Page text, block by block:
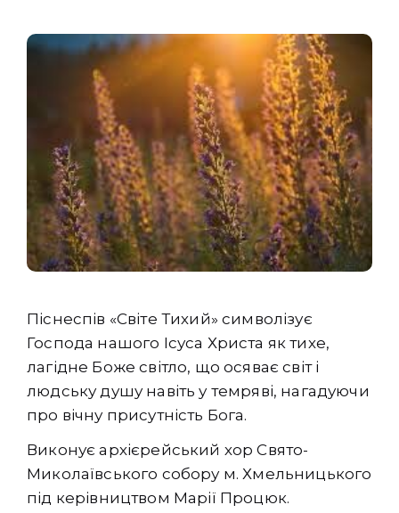
Піснеспів «Світе Тихий» символізує
Господа нашого Ісуса Христа як тихе,
лагідне Боже світло, що осяває світ і
людську душу навіть у темряві, нагадуючи
про вічну присутність Бога.
Виконує архієрейський хор Свято-
Миколаївського собору м. Хмельницького
під керівництвом Марії Процюк.